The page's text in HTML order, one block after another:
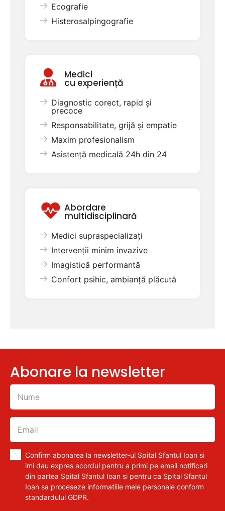
Ecografie
Histerosalpingografie
Medici
cu experiență
Diagnostic corect, rapid și
precoce
Responsabilitate, grijă și empatie
Maxim profesionalism
Asistență medicală 24h din 24
Abordare
multidisciplinară
Medici supraspecializați
Intervenții minim invazive
Imagistică performantă
Confort psihic, ambianță plăcută
Abonare la newsletter
Confirm abonarea la newsletter-ul Spital Sfantul Ioan si
imi dau expres acordul pentru a primi pe email notificari
din partea Spital Sfantul Ioan si pentru ca Spital Sfantul
Ioan sa proceseze informatiile mele personale conform
standardului GDPR.